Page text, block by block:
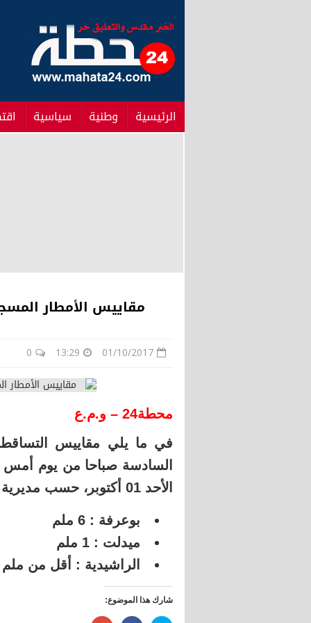
الرئيسية وطنية سياسية
مقاييس الأمطار المسجلة
محطة24 – و.م.ع
في ما يلي مقاييس
السادسة صباحا من يوم أمس
الأحد 01 أكتوبر، حسب مديرية الأرصاد الجوية الوطنية :
بوعرفة : 6 ملم
ميدلت : 1 ملم
الراشيدية : أقل من ملم
شارك هذا الموضوع: